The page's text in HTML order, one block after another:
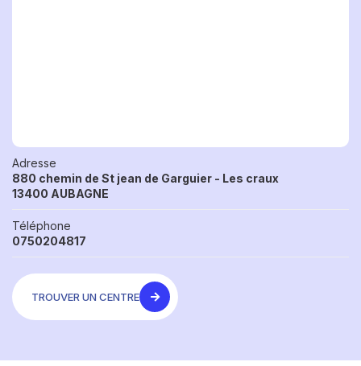
Adresse
880 chemin de St jean de Garguier - Les craux
13400 AUBAGNE
Téléphone
0750204817
TROUVER UN CENTRE